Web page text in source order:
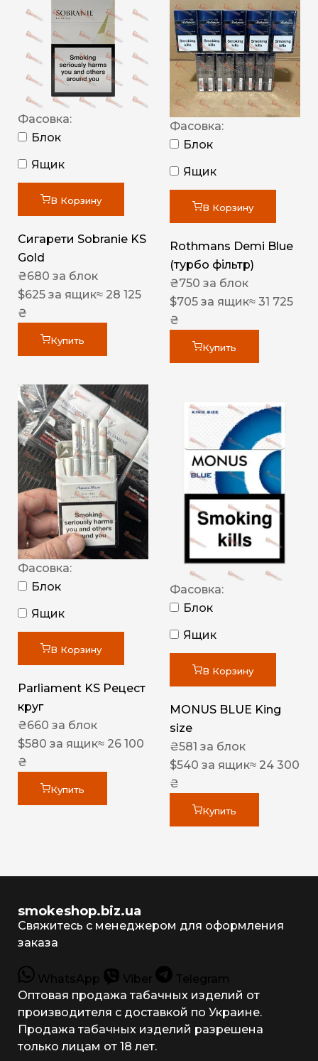
Фасовка:
Блок
Ящик
В Корзину
Сигарети Sobranie KS
Gold
₴680 за блок
$625 за ящик≈ 28 125
₴
Купить
Фасовка:
Блок
Ящик
В Корзину
Rothmans Demi Blue
(турбо фільтр)
₴750 за блок
$705 за ящик≈ 31 725
₴
Купить
Фасовка:
Блок
Ящик
В Корзину
Parliament KS Рецест
круг
₴660 за блок
$580 за ящик≈ 26 100
₴
Купить
Фасовка:
Блок
Ящик
В Корзину
MONUS BLUE King
size
₴581 за блок
$540 за ящик≈ 24 300
₴
Купить
smokeshop.biz.ua
Свяжитесь с менеджером для оформления
заказа
WhatsApp Viber
Telegram
Оптовая продажа табачных изделий от
производителя с доставкой по Украине.
Продажа табачных изделий разрешена
только лицам от 18 лет.